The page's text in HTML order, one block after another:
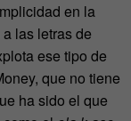
en la
las letras de
ese tipo de
que no tiene
ha sido el que